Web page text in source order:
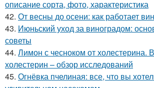
описание сорта, фото, характеристика
42. От весны до осени: как работает
43. Июньский уход за виноградом:
советы
44. Лимон с чесноком от холестерина.
холестерин – обзор исследований
45. Огнёвка пчелиная: все, что вы